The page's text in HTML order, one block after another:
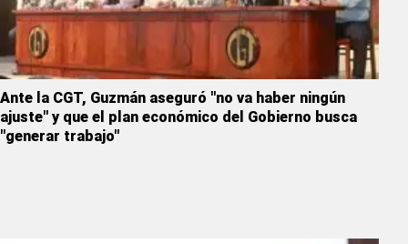
Ante la CGT, Guzmán aseguró "no va haber ningún
ajuste" y que el plan económico del Gobierno busca
"generar trabajo"